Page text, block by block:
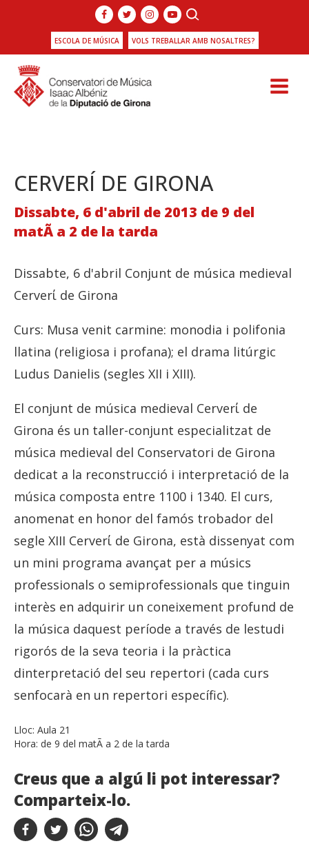
ESCOLA DE MÚSICA VOLS TREBALLAR AMB NOSALTRES?
CERVERÍ DE GIRONA
Dissabte, 6 d'abril de 2013 de 9 del
matÃ­ a 2 de la tarda
Dissabte, 6 d'abril Conjunt de música medieval
Cerverί de Girona
Curs: Musa venit carmine: monodia i polifonia
llatina (religiosa i profana); el drama litúrgic
Ludus Danielis (segles XII i XIII).
El conjunt de música medieval Cerverί de
Girona és un taller-conjunt especialitzat de
música medieval del Conservatori de Girona
dedicat a la reconstrucció i interpretació de la
música composta entre 1100 i 1340. El curs,
anomenat en honor del famós trobador del
segle XIII Cerverί de Girona, està dissenyat com
un mini programa avançat per a músics
professionals o semiprofessionals que tinguin
interès en adquirir un coneixement profund de
la música daquest període a través de lestudi
rigorós de la seva teoria i la pràctica
dinterpretació del seu repertori (cada curs
senfocarà en un repertori específic).
Lloc: Aula 21
Hora: de 9 del matÃ­ a 2 de la tarda
Creus que a algú li pot interessar?
Comparteix-lo.